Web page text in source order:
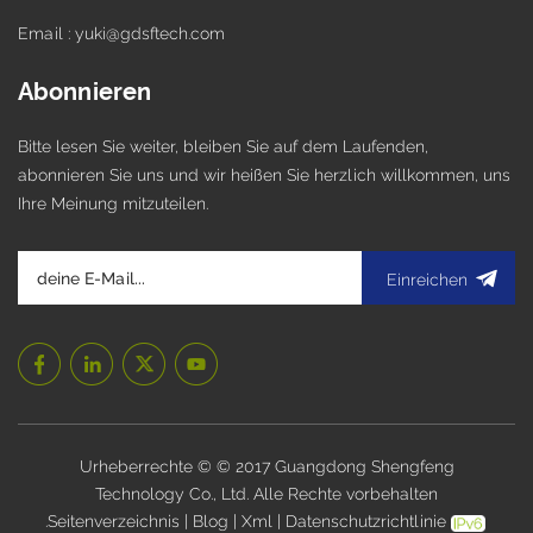
Email : yuki@gdsftech.com
Abonnieren
Bitte lesen Sie weiter, bleiben Sie auf dem Laufenden,
abonnieren Sie uns und wir heißen Sie herzlich willkommen, uns
Ihre Meinung mitzuteilen.
Einreichen
Urheberrechte © © 2017 Guangdong Shengfeng
Technology Co., Ltd. Alle Rechte vorbehalten
.Seitenverzeichnis Blog Xml| Datenschutzrichtlinie